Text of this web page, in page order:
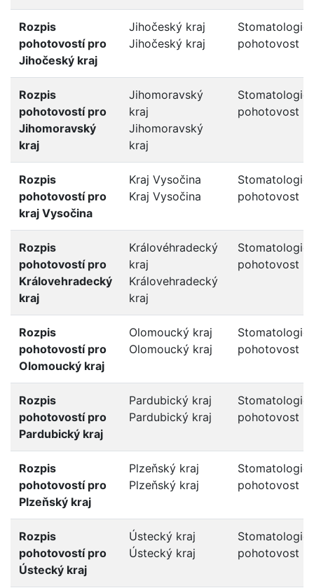
Rozpis
pohotovostí pro
Jihočeský kraj
Jihočeský kraj
Jihočeský kraj
pohotovost
Rozpis
pohotovostí pro
Jihomoravský
kraj
Jihomoravský
kraj
Jihomoravský
kraj
pohotovost
Rozpis
pohotovostí pro
kraj Vysočina
Kraj Vysočina
Kraj Vysočina
pohotovost
Rozpis
pohotovostí pro
Královehradecký
kraj
Královéhradecký
kraj
Královehradecký
kraj
pohotovost
Rozpis
pohotovostí pro
Olomoucký kraj
Olomoucký kraj
Olomoucký kraj
pohotovost
Rozpis
pohotovostí pro
Pardubický kraj
Pardubický kraj
Pardubický kraj
pohotovost
Rozpis
pohotovostí pro
Plzeňský kraj
Plzeňský kraj
Plzeňský kraj
pohotovost
Rozpis
pohotovostí pro
Ústecký kraj
Ústecký kraj
Ústecký kraj
pohotovost